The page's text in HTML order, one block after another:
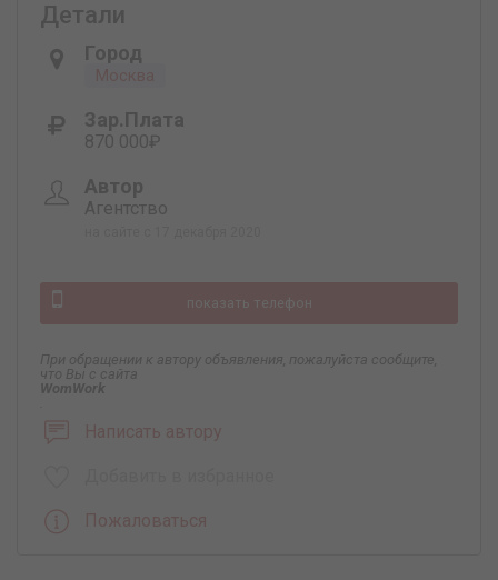
Детали
Город
Москва
Зар.плата
870 000₽
Автор
Агентство
показать телефон
При обращении к автору объявления, пожалуйста сообщите,
что Вы с сайта
WomWork
Написать автору
Пожаловаться